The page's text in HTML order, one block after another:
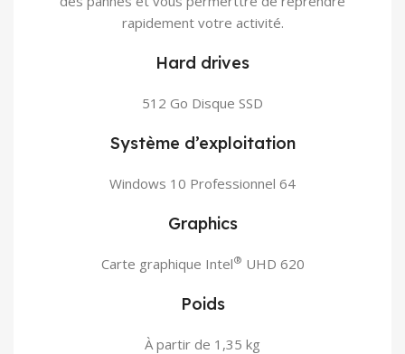
rapidement votre activité.
Hard drives
512 Go Disque SSD
Système d’exploitation
Windows 10 Professionnel 64
Graphics
Carte graphique Intel® UHD 620
Poids
À partir de 1,35 kg